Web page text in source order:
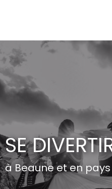
SE
à Beaune et en